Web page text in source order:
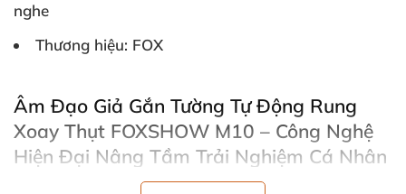
nghe
Thương hiệu: FOX
Âm Đạo Giả Gắn Tường Tự Động Rung
Xoay Thụt FOXSHOW M10 – Công Nghệ
Hiện Đại Nâng Tầm Trải Nghiệm Cá Nhân